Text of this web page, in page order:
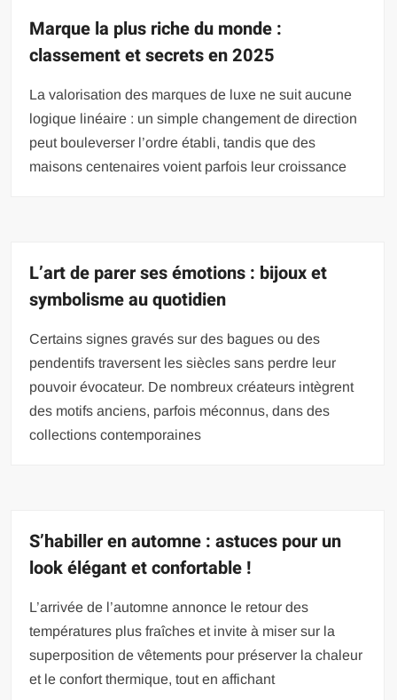
Marque la plus riche du monde :
classement et secrets en 2025
La valorisation des marques de luxe ne suit aucune
logique linéaire : un simple changement de direction
peut bouleverser l’ordre établi, tandis que des
maisons centenaires voient parfois leur croissance
L’art de parer ses émotions : bijoux et
symbolisme au quotidien
Certains signes gravés sur des bagues ou des
pendentifs traversent les siècles sans perdre leur
pouvoir évocateur. De nombreux créateurs intègrent
des motifs anciens, parfois méconnus, dans des
collections contemporaines
S’habiller en automne : astuces pour un
look élégant et confortable !
L’arrivée de l’automne annonce le retour des
températures plus fraîches et invite à miser sur la
superposition de vêtements pour préserver la chaleur
et le confort thermique, tout en affichant